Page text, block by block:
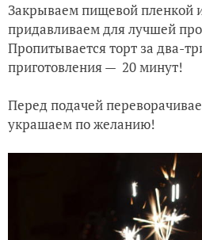
Закрываем пищевой пленкой
придавливаем для лучшей
Пропитывается торт за два-
приготовления — 20 минут!
Перед подачей
украшаем по желанию!